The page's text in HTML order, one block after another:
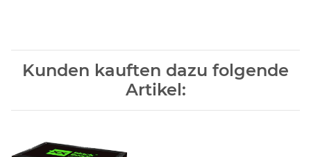
Kunden kauften dazu folgende
Artikel: